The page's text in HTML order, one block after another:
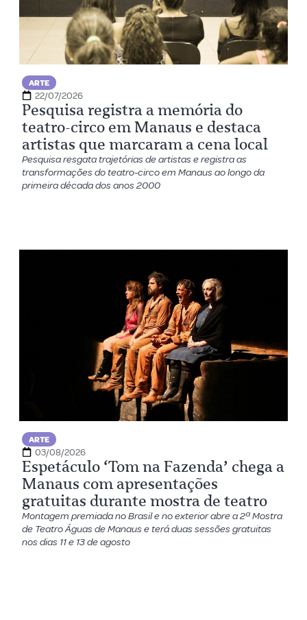
ARTE
22/07/2026
Pesquisa registra a memória do
teatro-circo em Manaus e destaca
artistas que marcaram a cena local
Pesquisa resgata trajetórias de artistas e registra as
transformações do teatro-circo em Manaus ao longo da
primeira década dos anos 2000
ARTE
03/08/2026
Espetáculo ‘Tom na Fazenda’ chega a
Manaus com apresentações
gratuitas durante mostra de teatro
Montagem premiada no Brasil e no exterior abre a 2ª Mostra
de Teatro Águas de Manaus e terá duas sessões gratuitas
nos dias 11 e 13 de agosto